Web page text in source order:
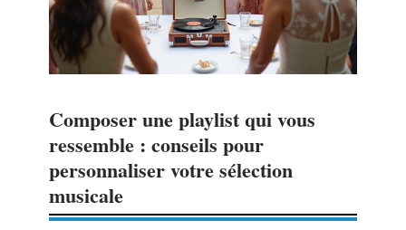
Composer une playlist qui vous
ressemble : conseils pour
personnaliser votre sélection
musicale